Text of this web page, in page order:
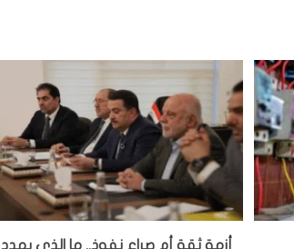
أزمة ثقة أم صراع نفوذ.. ما الذي يهدد